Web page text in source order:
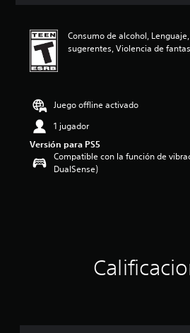
c
o
s
Consumo de alcohol,
sugerentes, Violencia de
Juego offline activado
1 jugador
Versión para PS5
Compatible con la función de
DualSense)